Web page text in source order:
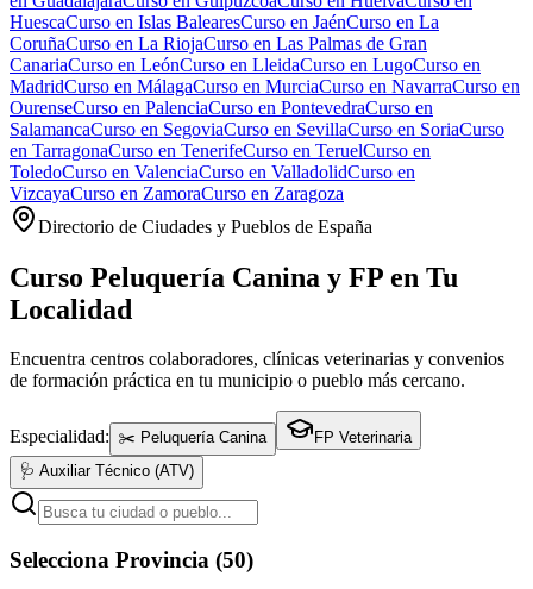
HuescaCurso en Islas BalearesCurso en JaénCurso en La
CoruñaCurso en La RiojaCurso en Las Palmas de Gran
CanariaCurso en LeónCurso en LleidaCurso en LugoCurso en
MadridCurso en MálagaCurso en MurciaCurso en NavarraCurso en
OurenseCurso en PalenciaCurso en PontevedraCurso en
SalamancaCurso en SegoviaCurso en SevillaCurso en SoriaCurso
en TarragonaCurso en TenerifeCurso en TeruelCurso en
ToledoCurso en ValenciaCurso en ValladolidCurso en
VizcayaCurso en ZamoraCurso en Zaragoza
Directorio de Ciudades y Pueblos de España
Curso Peluquería Canina y FP en Tu
Localidad
Encuentra centros colaboradores, clínicas veterinarias y convenios
de formación práctica en tu municipio o pueblo más cercano.
Especialidad: ✂️ Peluquería Canina
FP Veterinaria
🩺 Auxiliar Técnico (ATV)
Selecciona Provincia (50)